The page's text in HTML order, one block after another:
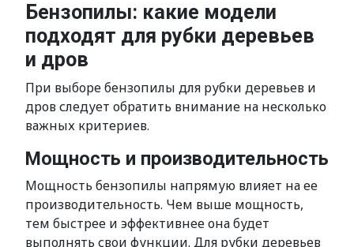
Бензопилы: какие модели
подходят для рубки деревьев
и дров
При выборе бензопилы для рубки деревьев и
дров следует обратить внимание на несколько
важных критериев.
Мощность и производительность
Мощность бензопилы напрямую влияет на ее
производительность. Чем выше мощность,
тем быстрее и эффективнее она будет
выполнять свои функции. Для рубки деревьев